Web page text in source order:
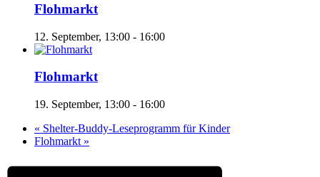
Flohmarkt
12. September, 13:00 - 16:00
Flohmarkt
19. September, 13:00 - 16:00
« Shelter-Buddy-Leseprogramm für Kinder
Flohmarkt »